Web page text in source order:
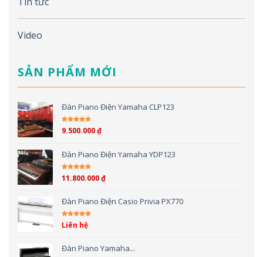
Video
SẢN PHẨM MỚI
Đàn Piano Điện Yamaha CLP123
Được xếp hạng
9.500.000₫
Đàn Piano Điện Yamaha YDP123
Được xếp hạng
11.800.000₫
Đàn Piano Điện Casio Privia PX770
Được xếp hạng
Liên hệ
Đàn Piano Yamaha...